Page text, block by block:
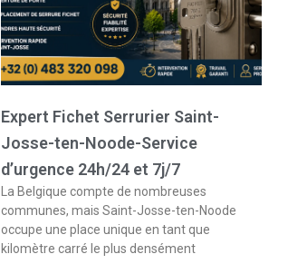
Expert Fichet Serrurier Saint-
Josse-ten-Noode-Service
d’urgence 24h/24 et 7j/7
La Belgique compte de nombreuses
communes, mais Saint-Josse-ten-Noode
occupe une place unique en tant que
kilomètre carré le plus densément